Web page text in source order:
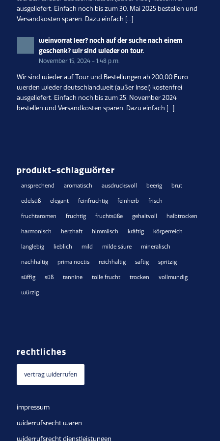
ausgeliefert. Einfach noch bis zum 30. Mai 2025 bestellen und
Versandkosten sparen. Dazu einfach […]
weinvorrat leer? noch auf der suche nach einem
geschenk? wir sind wieder on tour.
November 15, 2024 - 1:48 p.m.
Wir sind wieder auf Tour und Bestellungen ab 200,00 Euro
werden wieder deutschlandweit (außer Insel) kostenfrei
ausgeliefert. Einfach noch bis zum 25. November 2024
bestellen und Versandkosten sparen. Dazu einfach […]
produkt-schlagwörter
ansprechend aromatisch ausdrucksvoll beerig brut
edelsüß elegant feinfruchtig feinherb frisch
fruchtaromen fruchtig fruchtsüße gehaltvoll halbtrocken
harmonisch herzhaft himmlisch kräftig körperreich
langlebig lieblich mild milde säure mineralisch
nachhaltig prima noctis reichhaltig saftig spritzig
süffig süß tannine tolle frucht trocken vollmundig
würzig
rechtliches
vertrag widerrufen
impressum
widerrufsrecht waren
widerrufsrecht dienstleistungen